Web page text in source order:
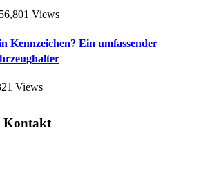
6,801 Views
Kennzeichen? Ein umfassender
Views
Kontakt